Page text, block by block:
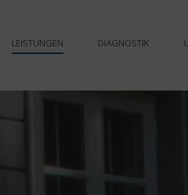
LEISTUNGEN DIAGNOSTIK